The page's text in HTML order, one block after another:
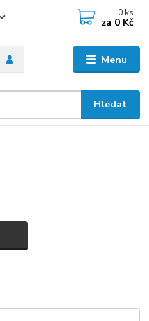
Menu
Hledat
0 ks
za 0 Kč